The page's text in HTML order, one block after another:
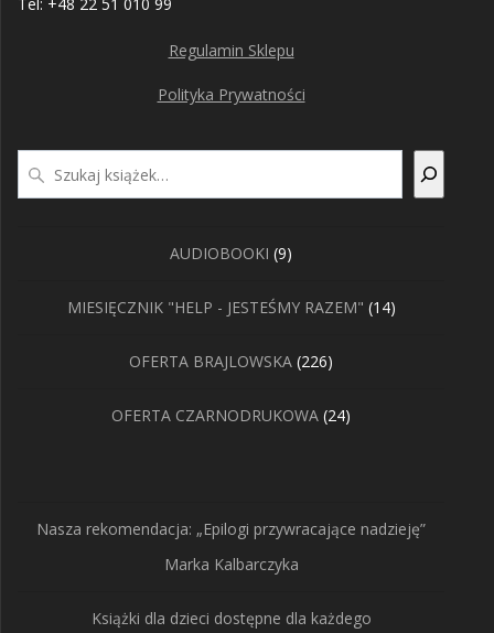
Regulamin Sklepu
Polityka Prywatności
AUDIOBOOKI 99
MIESIĘCZNIK "HELP - JESTEŚMY RAZEM" 1414
OFERTA BRAJLOWSKA 226226
OFERTA CZARNODRUKOWA 2424
Nasza rekomendacja: „Epilogi przywracające nadzieję”
Marka Kalbarczyka
Książki dla dzieci dostępne dla każdego